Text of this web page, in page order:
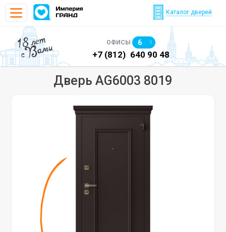
Каталог дверей
18 лет
с Вами ОФИСЫ 6
640 90 48 +7 (812) 640 90 48
Дверь AG6003 8019